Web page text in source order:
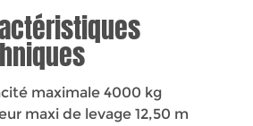
maximale 4000 kg
maxi de levage 12,50 m